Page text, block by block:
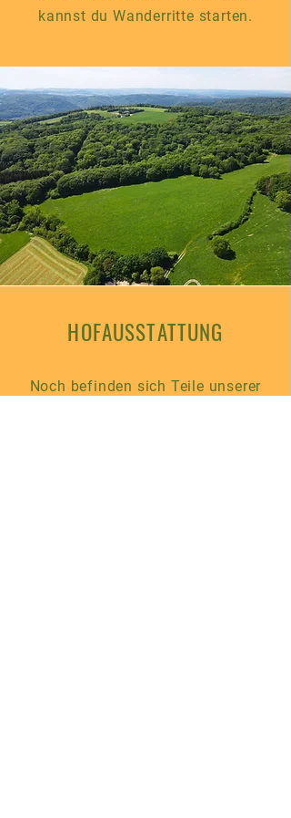
kannst du Wanderritte starten.
HOFAUSSTATTUNG
Noch befinden sich Teile unserer